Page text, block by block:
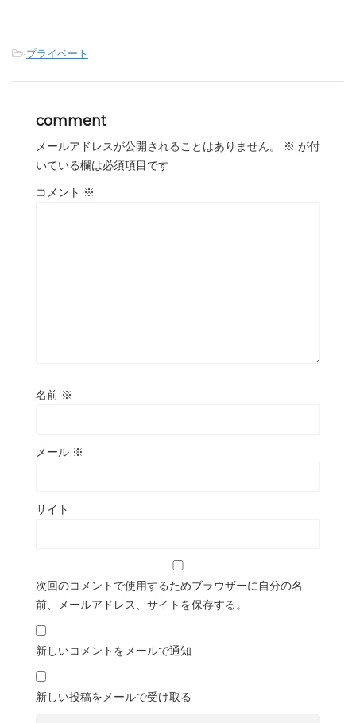
-プライベート
comment
メールアドレスが公開されることはありません。 ※ が付
いている欄は必須項目です
コメント ※
名前 ※
メール ※
サイト
次回のコメントで使用するためブラウザーに自分の名
前、メールアドレス、サイトを保存する。
新しいコメントをメールで通知
新しい投稿をメールで受け取る